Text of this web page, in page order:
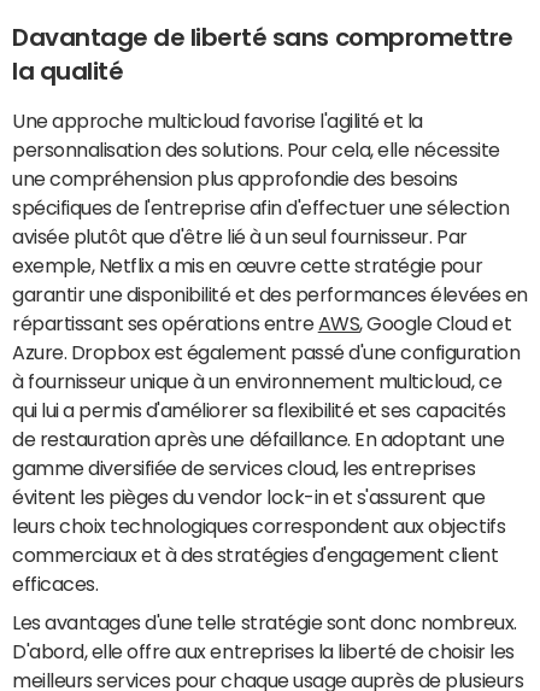
Davantage de liberté sans compromettre
la qualité
Une approche multicloud favorise l'agilité et la
personnalisation des solutions. Pour cela, elle nécessite
une compréhension plus approfondie des besoins
spécifiques de l'entreprise afin d'effectuer une sélection
avisée plutôt que d'être lié à un seul fournisseur. Par
exemple, Netflix a mis en œuvre cette stratégie pour
garantir une disponibilité et des performances élevées en
répartissant ses opérations entre AWS, Google Cloud et
Azure. Dropbox est également passé d'une configuration
à fournisseur unique à un environnement multicloud, ce
qui lui a permis d'améliorer sa flexibilité et ses capacités
de restauration après une défaillance. En adoptant une
gamme diversifiée de services cloud, les entreprises
évitent les pièges du vendor lock-in et s'assurent que
leurs choix technologiques correspondent aux objectifs
commerciaux et à des stratégies d'engagement client
efficaces.
Les avantages d'une telle stratégie sont donc nombreux.
D'abord, elle offre aux entreprises la liberté de choisir les
meilleurs services pour chaque usage auprès de plusieurs